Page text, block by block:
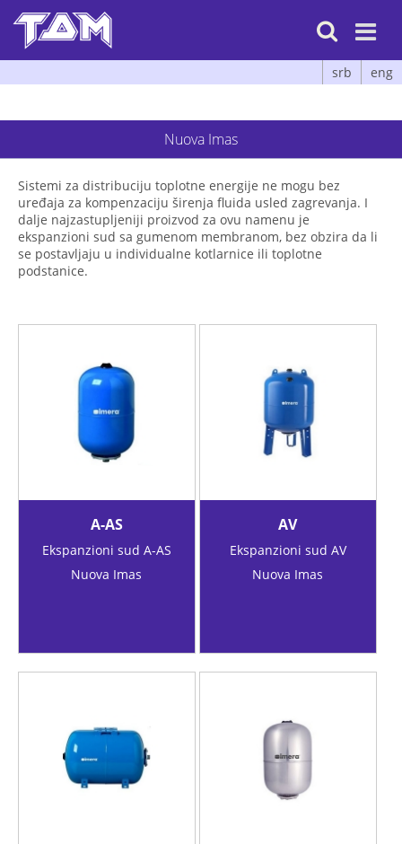

srb eng
Nuova Imas
Sistemi za distribuciju toplotne energije ne mogu bez
uređaja za kompenzaciju širenja fluida usled zagrevanja. I
dalje najzastupljeniji proizvod za ovu namenu je
ekspanzioni sud sa gumenom membranom, bez obzira da li
se postavljaju u individualne kotlarnice ili toplotne
podstanice.
A-AS
Ekspanzioni sud A-AS
Nuova Imas
AV
Ekspanzioni sud AV
Nuova Imas